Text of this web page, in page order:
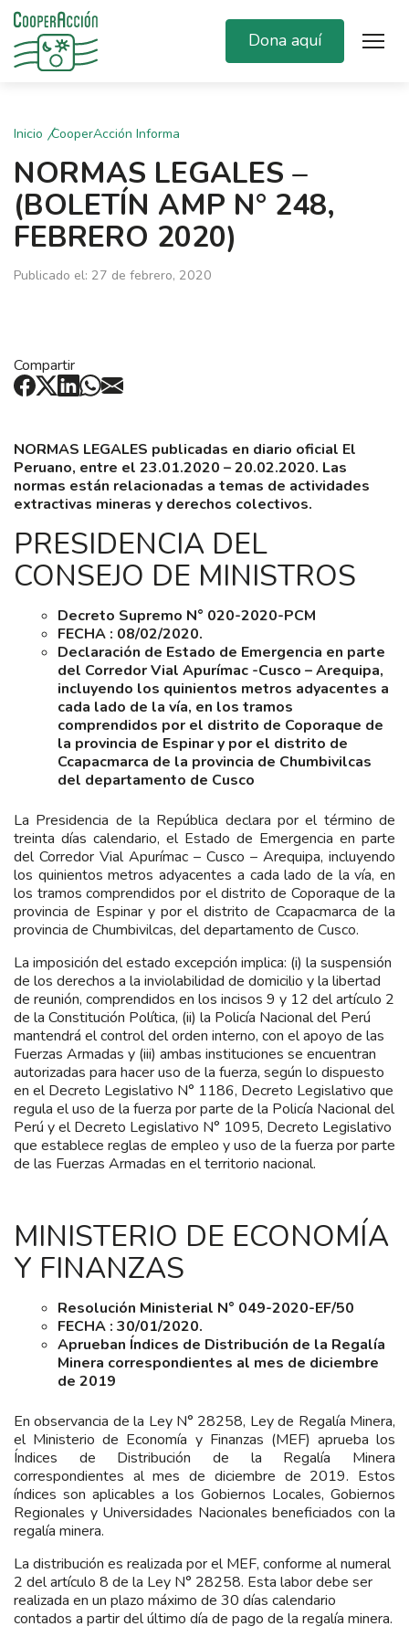
Dona aquí
Inicio CooperAcción Informa
NORMAS LEGALES –
(BOLETÍN AMP N° 248,
FEBRERO 2020)
Publicado el: 27 de febrero, 2020
Compartir
NORMAS LEGALES publicadas en diario oficial El
Peruano, entre el 23.01.2020 – 20.02.2020. Las
normas están relacionadas a temas de actividades
extractivas mineras y derechos colectivos.
PRESIDENCIA DEL
CONSEJO DE MINISTROS
Decreto Supremo N° 020-2020-PCM
FECHA : 08/02/2020.
Declaración de Estado de Emergencia en parte
del Corredor Vial Apurímac -Cusco – Arequipa,
incluyendo los quinientos metros adyacentes a
cada lado de la vía, en los tramos
comprendidos por el distrito de Coporaque de
la provincia de Espinar y por el distrito de
Ccapacmarca de la provincia de Chumbivilcas
del departamento de Cusco
La Presidencia de la República declara por el término de
treinta días calendario, el Estado de Emergencia en parte
del Corredor Vial Apurímac – Cusco – Arequipa, incluyendo
los quinientos metros adyacentes a cada lado de la vía, en
los tramos comprendidos por el distrito de Coporaque de la
provincia de Espinar y por el distrito de Ccapacmarca de la
provincia de Chumbivilcas, del departamento de Cusco.
La imposición del estado excepción implica: (i) la suspensión
de los derechos a la inviolabilidad de domicilio y la libertad
de reunión, comprendidos en los incisos 9 y 12 del artículo 2
de la Constitución Política, (ii) la Policía Nacional del Perú
mantendrá el control del orden interno, con el apoyo de las
Fuerzas Armadas y (iii) ambas instituciones se encuentran
autorizadas para hacer uso de la fuerza, según lo dispuesto
en el Decreto Legislativo N° 1186, Decreto Legislativo que
regula el uso de la fuerza por parte de la Policía Nacional del
Perú y el Decreto Legislativo N° 1095, Decreto Legislativo
que establece reglas de empleo y uso de la fuerza por parte
de las Fuerzas Armadas en el territorio nacional.
MINISTERIO DE ECONOMÍA
Y FINANZAS
Resolución Ministerial N° 049-2020-EF/50
FECHA : 30/01/2020.
Aprueban Índices de Distribución de la Regalía
Minera correspondientes al mes de diciembre
de 2019
En observancia de la Ley N° 28258, Ley de Regalía Minera,
el Ministerio de Economía y Finanzas (MEF) aprueba los
Índices de Distribución de la Regalía Minera
correspondientes al mes de diciembre de 2019. Estos
índices son aplicables a los Gobiernos Locales, Gobiernos
Regionales y Universidades Nacionales beneficiados con la
regalía minera.
La distribución es realizada por el MEF, conforme al numeral
2 del artículo 8 de la Ley N° 28258. Esta labor debe ser
realizada en un plazo máximo de 30 días calendario
contados a partir del último día de pago de la regalía minera.